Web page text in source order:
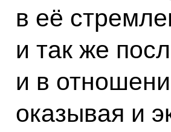
в её
и так же
и в
оказывая и